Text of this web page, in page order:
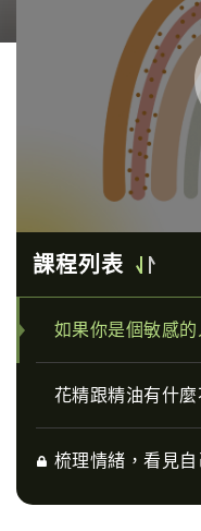
課程列表
如果你是個敏感的
花精跟精油有什
梳理情緒，看見自